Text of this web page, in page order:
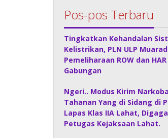
Pos-pos Terbaru
Tingkatkan Kehandalan
Kelistrikan, PLN ULP
Pemeliharaan ROW dan
Gabungan
Ngeri.. Modus Kirim
Tahanan Yang di Sidang di
Lapas Klas IIA Lahat,
Petugas Kejaksaan Lahat.